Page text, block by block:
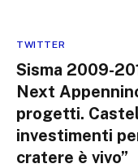
TWITTER
Sisma 2009-
Next
progetti.
investimenti
cratere è vivo”